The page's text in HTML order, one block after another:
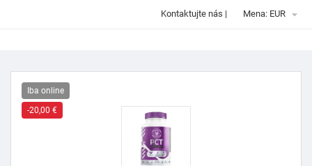
Kontaktujte nás | Mena: EUR 
Iba online
-20,00 €